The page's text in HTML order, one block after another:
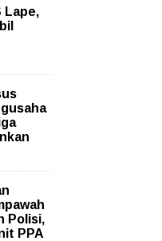
Lape,
Polisi,
PPA